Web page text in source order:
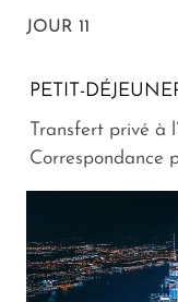
JOUR 11
PETIT-
Transfert privé à
Correspondance